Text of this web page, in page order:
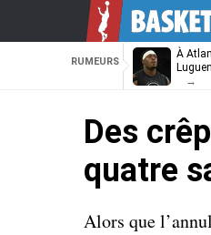
RUMEURS
À
Des
quatre
Alors que